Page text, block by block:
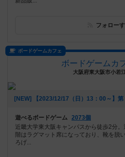
フォロー
ボードゲームカフェ
ボードゲームカ
大阪府東大阪市小若
遊べるボードゲーム 2073個
近畿大学東大阪キャンパスから徒歩2分
階はラグマット席になっており、靴を脱
ろげ...